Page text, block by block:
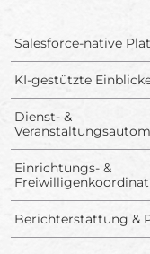
Salesforce-native
KI-gestützte
Dienst- &
Einrichtungs- &
Berichterstattung &